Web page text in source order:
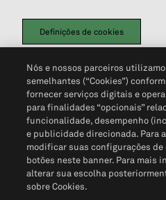
Definições de cookies
Política de PrivacidadePortal de
Não Venda Minhas Informações
Nós e nossos parceiros
semelhantes (“Cookies”)
fornecer serviços digitais e
para finalidades “opcionais”
funcionalidade, desempenho
e publicidade direcionada. Para
modificar suas configurações
botões neste banner. Para mais
alterar sua escolha
sobre Cookies.